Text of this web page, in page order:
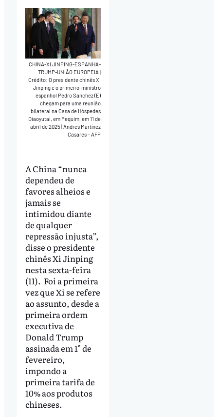
CHINA-XI JINPING-ESPANHA-
TRUMP-UNIÃO EUROPEIA|
Crédito: O presidente chinês Xi
Jinping e o primeiro-ministro
espanhol Pedro Sanchez (E)
chegam para uma reunião
bilateral na Casa de Hóspedes
Diaoyutai, em Pequim, em 11 de
abril de 2025 | Andres Martínez
Casares – AFP
A China “nunca
dependeu de
favores alheios e
jamais se
intimidou diante
de qualquer
repressão injusta”,
disse o presidente
chinês Xi Jinping
nesta sexta-feira
(11). Foi a primeira
vez que Xi se refere
ao assunto, desde a
primeira ordem
executiva de
Donald Trump
assinada em 1° de
fevereiro,
impondo a
primeira tarifa de
10% aos produtos
chineses.